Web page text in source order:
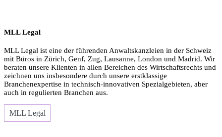
MLL Legal
MLL Legal ist eine der führenden Anwaltskanzleien in der Schweiz
mit Büros in Zürich, Genf, Zug, Lausanne, London und Madrid. Wir
beraten unsere Klienten in allen Bereichen des Wirtschaftsrechts und
zeichnen uns insbesondere durch unsere erstklassige
Branchenexpertise in technisch-innovativen Spezialgebieten, aber
auch in regulierten Branchen aus.
MLL Legal